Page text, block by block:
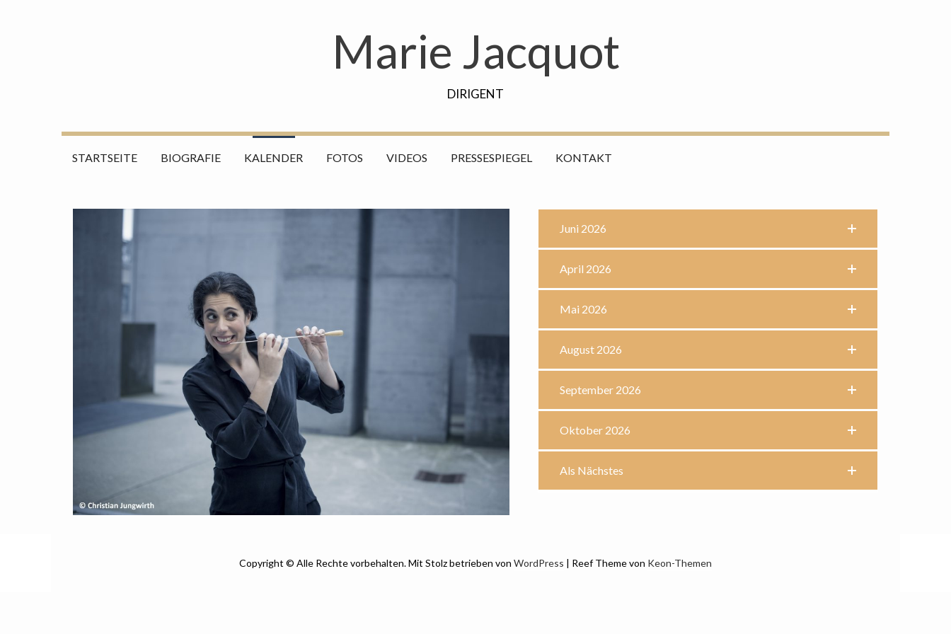
Marie Jacquot
DIRIGENT
STARTSEITE BIOGRAFIE KALENDER FOTOS VIDEOS PRESSESPIEGEL KONTAKT
Juni 2026
April 2026
Mai 2026
August 2026
September 2026
Oktober 2026
Als Nächstes
Copyright © Alle Rechte vorbehalten. Mit Stolz betrieben von WordPress | Reef Theme von Keon-Themen